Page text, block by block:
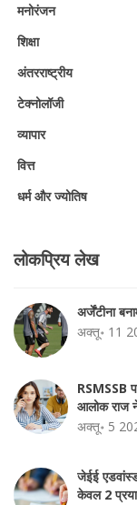
मनोरंजन
शिक्षा
अंतरराष्ट्रीय
टेक्नोलॉजी
व्यापार
वित्त
धर्म और ज्योतिष
लोकप्रिय लेख
अर्जेंटीना
अक्तू॰ 11
RSMSSB
आलोक राज
अक्तू॰ 5
जेईई
केवल 2